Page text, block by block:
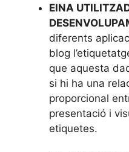
EINA
diferents
blog
que aquesta
si hi ha una
proporcional
presentació i
etiquetes.